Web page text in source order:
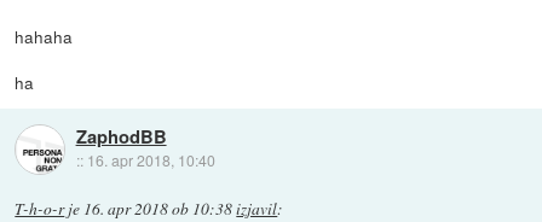
hahaha
ha
ZaphodBB
:: 16. apr 2018, 10:40
T-h-o-rje 16. apr 2018 ob 10:38izjavil: